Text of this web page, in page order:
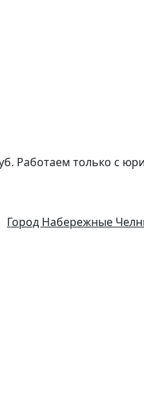
Работаем только с
Город Набережные